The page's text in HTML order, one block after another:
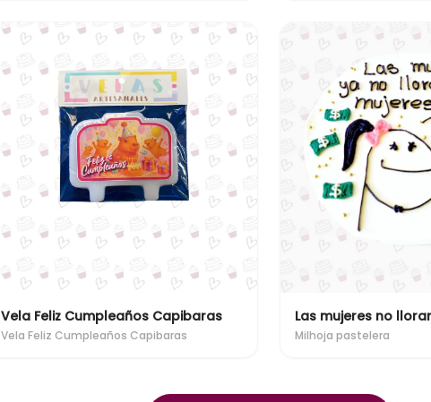
Vela Feliz Cumpleaños Capibaras
Vela Feliz Cumpleaños Capibaras Milhoja pastelera